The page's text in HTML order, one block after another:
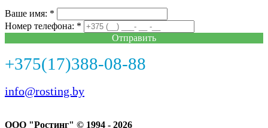
Ваше имя: *
Номер телефона: *
Отправить
+375(17)388-08-88
info@rosting.by
ООО "Ростинг" © 1994 - 2026